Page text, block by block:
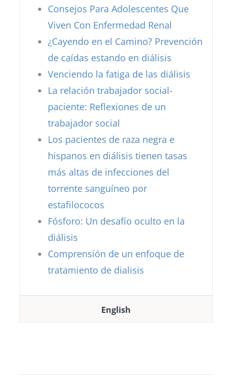
Consejos Para Adolescentes Que
Viven Con Enfermedad Renal
¿Cayendo en el Camino? Prevención
de caídas estando en diálisis
Venciendo la fatiga de las diálisis
La relación trabajador social-
paciente: Reflexiones de un
trabajador social
Los pacientes de raza negra e
hispanos en diálisis tienen tasas
más altas de infecciones del
torrente sanguíneo por
estafilococos
Fósforo: Un desafío oculto en la
diálisis
Comprensión de un enfoque de
tratamiento de dialisis
English